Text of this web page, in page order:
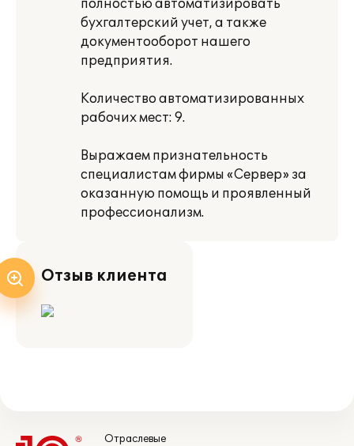
полностью автоматизировать
бухгалтерский учет, а также
документооборот нашего
предприятия.
Количество автоматизированных
рабочих мест: 9.
Выражаем признательность
специалистам фирмы «Сервер» за
оказанную помощь и проявленный
профессионализм.
Отзыв клиента
Отраслевые